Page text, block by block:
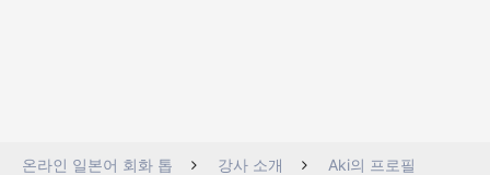
온라인 일본어 회화 톱 강사 소개
Aki의 프로필